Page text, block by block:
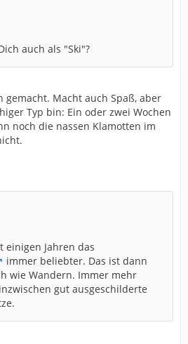
auch als "Ski"?
gemacht. Macht auch Spaß, aber
Typ bin: Ein oder zwei Wochen
noch die nassen Klamotten im
einigen Jahren das
immer beliebter. Das ist dann
wie Wandern. Immer mehr
gut ausgeschilderte